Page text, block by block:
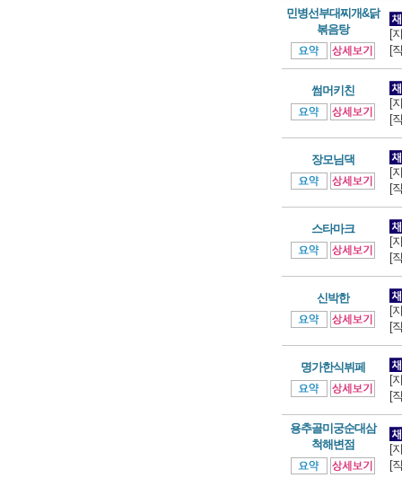
민병선부대찌개&닭
볶음탕
[
[
썸머키친
[
[
장모님댁
[
[
스타마크
[
[
신박한
[
[
명가한식뷔페
[
[
용추골미궁순대삼
척해변점
[
[